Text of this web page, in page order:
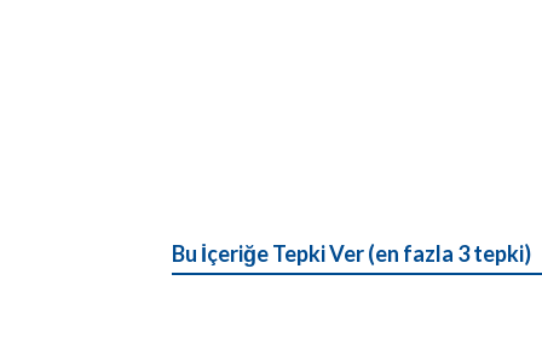
Bu İçeriğe Tepki Ver (en fazla 3 tepki)